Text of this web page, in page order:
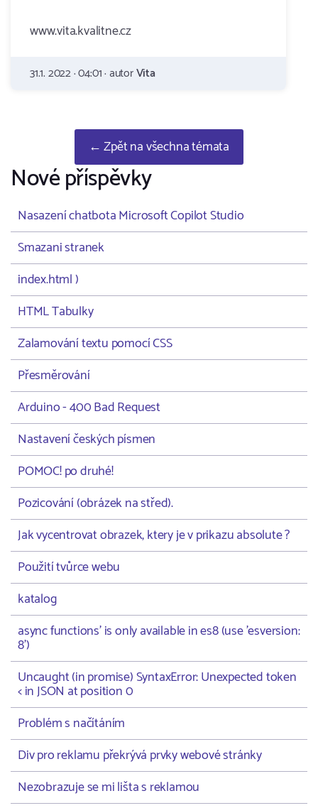
www.vita.kvalitne.cz
31.1. 2022 · 04:01 · autorVita
← Zpět na všechna témata
Nové příspěvky
Nasazení chatbota Microsoft Copilot Studio
Smazani stranek
index.html )
HTML Tabulky
Zalamování textu pomocí CSS
Přesměrování
Arduino - 400 Bad Request
Nastavení českých písmen
POMOC! po druhé!
Pozicování (obrázek na střed).
Jak vycentrovat obrazek, ktery je v prikazu absolute ?
Použití tvůrce webu
katalog
async functions' is only available in es8 (use 'esversion:
8')
Uncaught (in promise) SyntaxError: Unexpected token
< in JSON at position 0
Problém s načítáním
Div pro reklamu překrývá prvky webové stránky
Nezobrazuje se mi lišta s reklamou